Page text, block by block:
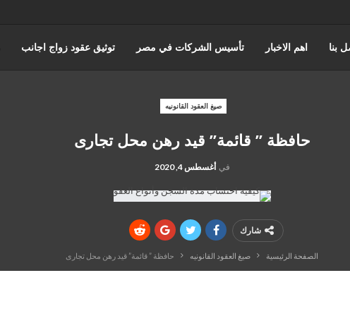
بنا اهم الاخبار تأسيس الشركات في مصر توثيق عقود زواج اجانب
والقضاء الاداري القانون المصري محامي مدني قضايا الجمارك
صيغ العقود القانونيه
حافظة ” قائمة” قيد رهن محل تجارى
في أغسطس 4, 2020
شارك
الصفحة الرئيسية صيغ العقود القانونيه حافظة ” قائمة” قيد رهن محل تجارى